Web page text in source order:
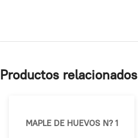
Productos relacionados
MAPLE DE HUEVOS N? 1